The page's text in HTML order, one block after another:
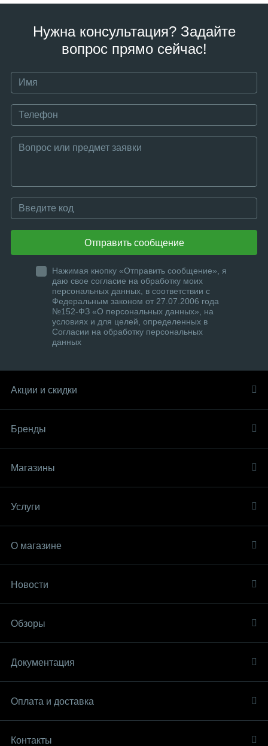
Нужна консультация? Задайте
вопрос прямо сейчас!
Отправить сообщение
Нажимая кнопку «Отправить сообщение», я
даю свое согласие на обработку моих
персональных данных, в соответствии с
Федеральным законом от 27.07.2006 года
№152-ФЗ «О персональных данных», на
условиях и для целей, определенных в
Согласии на обработку персональных
данных
Акции и скидки
Бренды
Магазины
Услуги
О магазине
Новости
Обзоры
Документация
Оплата и доставка
Контакты